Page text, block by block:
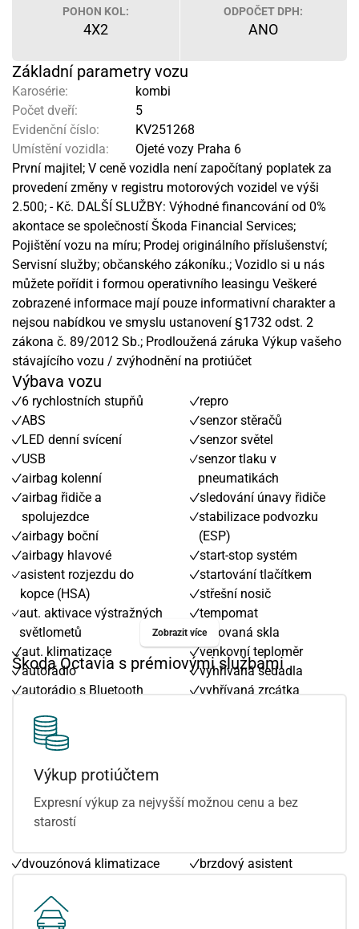
POHON KOL:
4X2
ODPOČET DPH:
ANO
Základní parametry vozu
Karosérie:
kombi
Počet dveří:
5
Evidenční číslo:
KV251268
Umístění vozidla:
Ojeté vozy Praha 6
První majitel; V ceně vozidla není započítaný poplatek za
provedení změny v registru motorových vozidel ve výši
2.500; - Kč. DALŠÍ SLUŽBY: Výhodné financování od 0%
akontace se společností Škoda Financial Services;
Pojištění vozu na míru; Prodej originálního příslušenství;
Servisní služby; občanského zákoníku.; Vozidlo si u nás
můžete pořídit i formou operativního leasingu Veškeré
zobrazené informace mají pouze informativní charakter a
nejsou nabídkou ve smyslu ustanovení §1732 odst. 2
zákona č. 89/2012 Sb.; Prodloužená záruka Výkup vašeho
stávajícího vozu / zvýhodnění na protiúčet
Výbava vozu
6 rychlostních stupňů
ABS
LED denní svícení
USB
airbag kolenní
airbag řidiče a
spolujezdce
airbagy boční
airbagy hlavové
asistent rozjezdu do
kopce (HSA)
aut. aktivace výstražných
světlometů
aut. klimatizace
autorádio
autorádio s Bluetooth
bluetooth
centrál dálkový
centrální zamykání
deaktivace airbagu
spolujezdce
digitální příjem rádia
dvouzónová klimatizace
el. okna
el. zrcátka
repro
senzor stěračů
senzor světel
senzor tlaku v
pneumatikách
sledování únavy řidiče
stabilizace podvozku
(ESP)
start-stop systém
startování tlačítkem
střešní nosič
tempomat
tónovaná skla
venkovní teploměr
vyhřívaná sedadla
vyhřívaná zrcátka
Apple CarPlay
brzdový asistent
Zobrazit více
Škoda Octavia s prémiovými službami
Výkup protiúčtem
Expresní výkup za nejvyšší možnou cenu a bez
starostí